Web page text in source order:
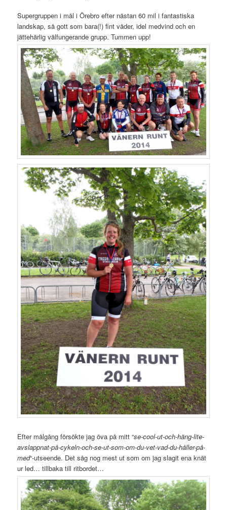
Supergruppen i mål i Örebro efter nästan 60 mil i fantastiska
landskap, så gott som bara(!) fint väder, idel medvind och en
jättehärlig välfungerande grupp. Tummen upp!
Efter målgång försökte jag öva på mitt “se-cool-ut-och-häng-lite-
avslappnat-på-cykeln-och-se-ut-som-om-du-vet-vad-du-håller-på-
med“-utseende. Det såg nog mest ut som om jag slagit ena knät
ur led… tillbaka till ritbordet…